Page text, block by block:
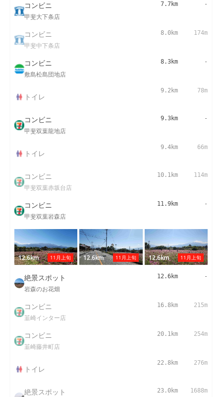
コンビニ
甲斐大下条店
7.7km -
コンビニ
甲斐中下条店
8.0km 174m
コンビニ
敷島松島団地店
8.3km -
トイレ
9.2km 78m
コンビニ
甲斐双葉龍地店
9.3km -
トイレ
9.4km 66m
コンビニ
甲斐双葉赤坂台店
10.1km 114m
コンビニ
甲斐双葉岩森店
11.9km -
11月上旬
12.6km 11月上旬
12.6km 11月上旬
12.6km
絶景スポット
岩森のお花畑
12.6km -
コンビニ
韮崎インター店
16.8km 215m
コンビニ
韮崎藤井町店
20.1km 254m
トイレ
22.8km 276m
絶景スポット 23.0km 1688m